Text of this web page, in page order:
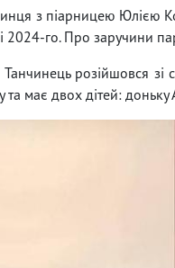
з піарницею Юлією
2024-го. Про заручини
Танчинець
має двох дітей: доньку